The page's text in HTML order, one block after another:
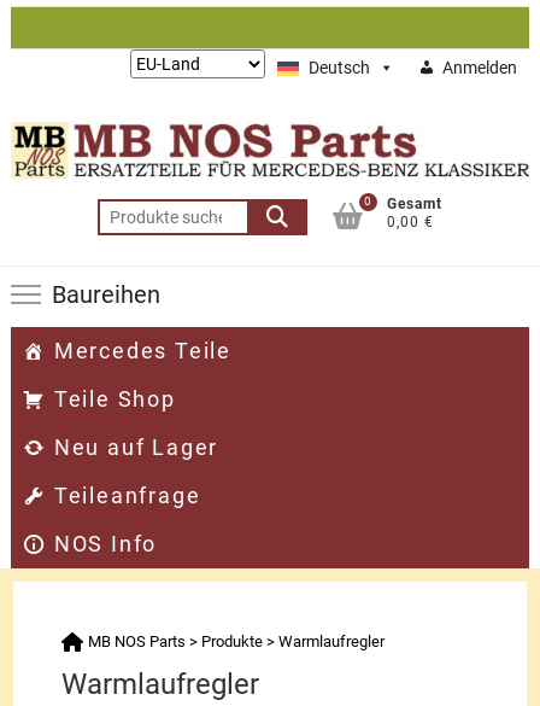
Zum
Deutsch Anmelden
Lieferung
Suchen
nach:
0
Gesamt
0,00 €
Baureihen
Mercedes Teile
Teile Shop
Neu auf Lager
Teileanfrage
NOS Info
MB NOS Parts > Produkte >Warmlaufregler
Warmlaufregler